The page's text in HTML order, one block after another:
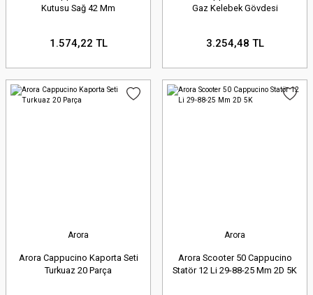
Kutusu Sağ 42 Mm
1.574,22 TL
Gaz Kelebek Gövdesi
3.254,48 TL
Arora
Arora Cappucino Kaporta Seti
Turkuaz 20 Parça
Arora
Arora Scooter 50 Cappucino
Statör 12 Li 29-88-25 Mm 2D 5K